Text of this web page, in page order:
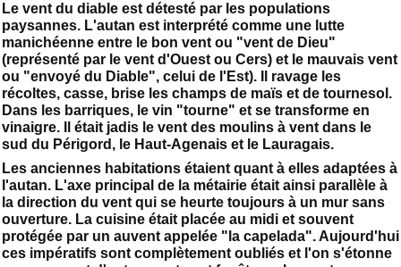
Le vent du diable est détesté par les populations
paysannes. L'autan est interprété comme une lutte
manichéenne entre le bon vent ou "vent de Dieu"
(représenté par le vent d'Ouest ou Cers) et le mauvais vent
ou "envoyé du Diable", celui de l'Est). Il ravage les
récoltes, casse, brise les champs de maïs et de tournesol.
Dans les barriques, le vin "tourne" et se transforme en
vinaigre. Il était jadis le vent des moulins à vent dans le
sud du Périgord, le Haut-Agenais et le Lauragais.
Les anciennes habitations étaient quant à elles adaptées à
l'autan. L'axe principal de la métairie était ainsi parallèle à
la direction du vent qui se heurte toujours à un mur sans
ouverture. La cuisine était placée au midi et souvent
protégée par un auvent appelée "la capelada". Aujourd'hui
ces impératifs sont complètement oubliés et l'on s'étonne